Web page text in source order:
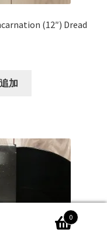
(12″) Dread
加
0